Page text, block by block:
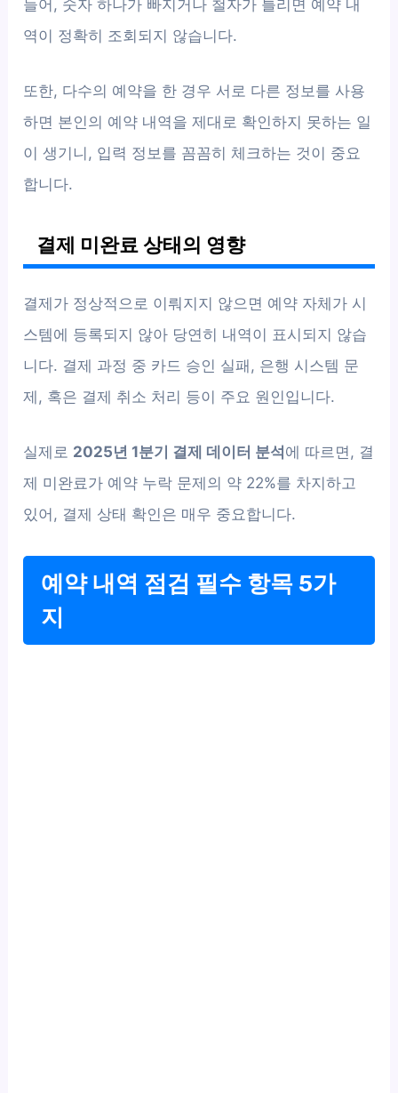
들어, 숫자 하나가 빠지거나 철자가 틀리면 예약 내
역이 정확히 조회되지 않습니다.
또한, 다수의 예약을 한 경우 서로 다른 정보를 사용
하면 본인의 예약 내역을 제대로 확인하지 못하는 일
이 생기니, 입력 정보를 꼼꼼히 체크하는 것이 중요
합니다.
결제 미완료 상태의 영향
결제가 정상적으로 이뤄지지 않으면 예약 자체가 시
스템에 등록되지 않아 당연히 내역이 표시되지 않습
니다. 결제 과정 중 카드 승인 실패, 은행 시스템 문
제, 혹은 결제 취소 처리 등이 주요 원인입니다.
실제로 2025년 1분기 결제 데이터 분석 에 따르면, 결
제 미완료가 예약 누락 문제의 약 22%를 차지하고
있어, 결제 상태 확인은 매우 중요합니다.
예약 내역 점검 필수 항목 5가
지